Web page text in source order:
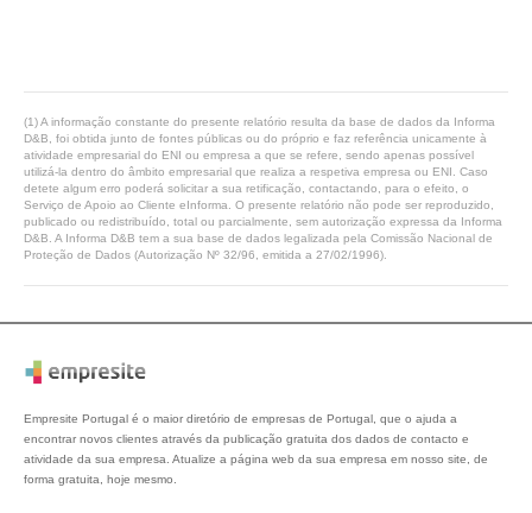
(1) A informação constante do presente relatório resulta da base de dados da Informa
D&B, foi obtida junto de fontes públicas ou do próprio e faz referência unicamente à
atividade empresarial do ENI ou empresa a que se refere, sendo apenas possível
utilizá-la dentro do âmbito empresarial que realiza a respetiva empresa ou ENI. Caso
detete algum erro poderá solicitar a sua retificação, contactando, para o efeito, o
Serviço de Apoio ao Cliente eInforma. O presente relatório não pode ser reproduzido,
publicado ou redistribuído, total ou parcialmente, sem autorização expressa da Informa
D&B. A Informa D&B tem a sua base de dados legalizada pela Comissão Nacional de
Proteção de Dados (Autorização Nº 32/96, emitida a 27/02/1996).
Empresite Portugal é o maior diretório de empresas de Portugal, que o ajuda a
encontrar novos clientes através da publicação gratuita dos dados de contacto e
atividade da sua empresa. Atualize a página web da sua empresa em nosso site, de
forma gratuita, hoje mesmo.